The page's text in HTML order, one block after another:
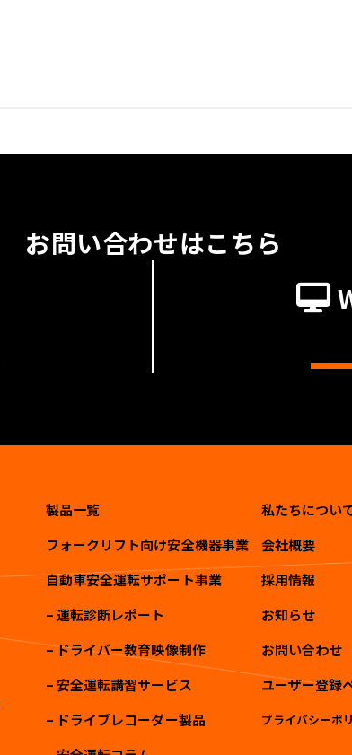
お問い合わせはこちら
製品一覧
フォークリフト向け安全機器事業
自動車安全運転サポート事業
– 運転診断レポート
– ドライバー教育映像制作
– 安全運転講習サービス
– ドライブレコーダー製品
私たちについ
会社概要
採用情報
お知らせ
お問い合わせ
ユーザー登録
プライバシーポ